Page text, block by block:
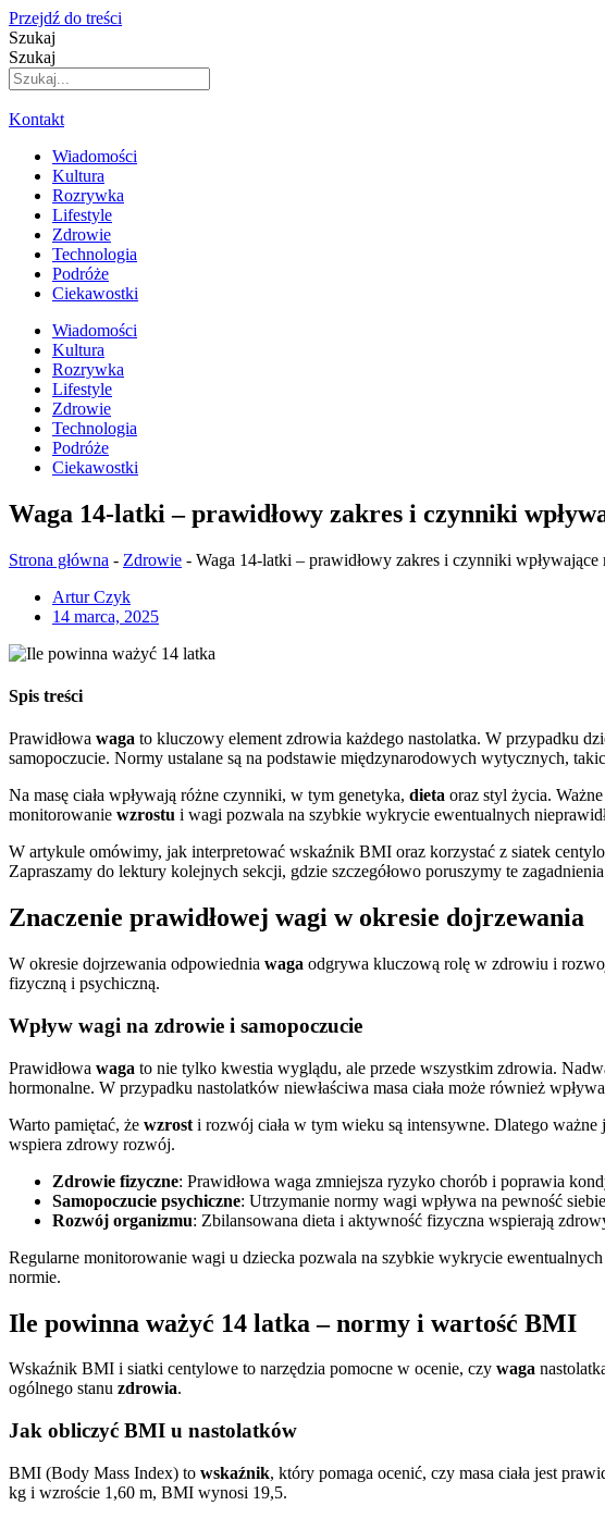
Przejdź do treści
Szukaj
Szukaj
Kontakt
Wiadomości
Kultura
Rozrywka
Lifestyle
Zdrowie
Technologia
Podróże
Ciekawostki
Wiadomości
Kultura
Rozrywka
Lifestyle
Zdrowie
Technologia
Podróże
Ciekawostki
Waga 14-latki – prawidłowy zakres i czynniki
Strona główna - Zdrowie - Waga 14-latki – prawidłowy zakres i czynniki wpływające
Artur Czyk
14 marca, 2025
Spis treści
Prawidłowa waga to kluczowy element zdrowia każdego nastolatka. W przypadku
samopoczucie. Normy ustalane są na podstawie międzynarodowych wytycznych,
Na masę ciała wpływają różne czynniki, w tym genetyka, dieta oraz styl życia.
monitorowanie wzrostu i wagi pozwala na szybkie wykrycie ewentualnych
W artykule omówimy, jak interpretować wskaźnik BMI oraz korzystać z siatek
Zapraszamy do lektury kolejnych sekcji, gdzie szczegółowo poruszymy te
Znaczenie prawidłowej wagi w okresie dojrzewania
W okresie dojrzewania odpowiednia waga odgrywa kluczową rolę w zdrowiu i
fizyczną i psychiczną.
Wpływ wagi na zdrowie i samopoczucie
Prawidłowa waga to nie tylko kwestia wyglądu, ale przede wszystkim zdrowia.
hormonalne. W przypadku nastolatków niewłaściwa masa ciała może również
Warto pamiętać, że wzrost i rozwój ciała w tym wieku są intensywne. Dlatego ważne
wspiera zdrowy rozwój.
Zdrowie fizyczne: Prawidłowa waga zmniejsza ryzyko chorób i poprawia
Samopoczucie psychiczne: Utrzymanie normy wagi wpływa na pewność siebie
Rozwój organizmu: Zbilansowana dieta i aktywność fizyczna wspierają
Regularne monitorowanie wagi u dziecka pozwala na szybkie wykrycie
normie.
Ile powinna ważyć 14 latka – normy i wartość BMI
Wskaźnik BMI i siatki centylowe to narzędzia pomocne w ocenie, czy waga
ogólnego stanu zdrowia.
Jak obliczyć BMI u nastolatków
BMI (Body Mass Index) to wskaźnik, który pomaga ocenić, czy masa ciała jest
kg i wzroście 1,60 m, BMI wynosi 19,5.